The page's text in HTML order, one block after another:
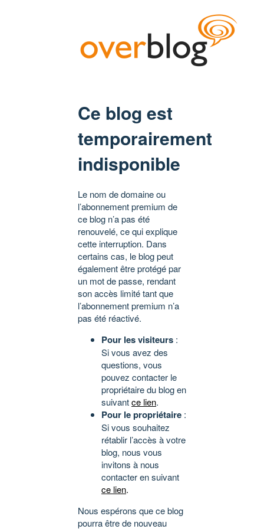
Ce blog est
temporairement
indisponible
Le nom de domaine ou
l’abonnement premium de
ce blog n’a pas été
renouvelé, ce qui explique
cette interruption. Dans
certains cas, le blog peut
également être protégé par
un mot de passe, rendant
son accès limité tant que
l’abonnement premium n’a
pas été réactivé.
Pour les visiteurs :
Si vous avez des
questions, vous
pouvez contacter le
propriétaire du blog en
suivantce lien.
Pour le propriétaire :
Si vous souhaitez
rétablir l’accès à votre
blog, nous vous
invitons à nous
contacter en suivant
ce lien.
Nous espérons que ce blog
pourra être de nouveau